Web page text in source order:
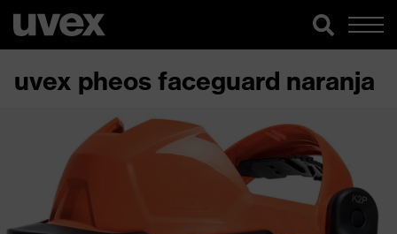
uvex pheos faceguard naranja